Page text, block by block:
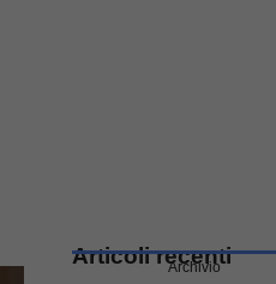
Articoli recenti
Archivio